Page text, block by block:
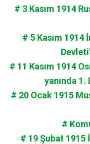
# 3 Kasım 1914
# 5 Kasım 1914
# 11 Kasım 1914
yanında 1.
# 20 Ocak 1915
#
# 19 Şubat 1915